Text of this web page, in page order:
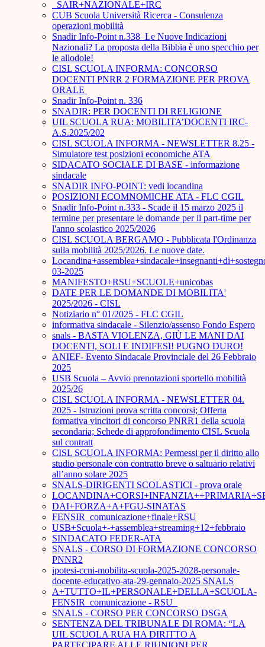
_SAIR+NAZIONALE+IRC
CUB Scuola Università Ricerca - Consulenza
operazioni mobilità
Snadir Info-Point n.338 Le Nuove Indicazioni
Nazionali? La proposta della Bibbia è uno specchio per
le allodole!
CISL SCUOLA INFORMA: CONCORSO
DOCENTI PNRR 2 FORMAZIONE PER PROVA
ORALE ­
Snadir Info-Point n. 336
SNADIR: PER DOCENTI DI RELIGIONE
UIL SCUOLA RUA: MOBILITA’DOCENTI IRC-
A.S.2025/202
CISL SCUOLA INFORMA - NEWSLETTER 8.25 -
Simulatore test posizioni economiche ATA
SIDACATO SOCIALE DI BASE - informazione
sindacale
SNADIR INFO-POINT: vedi locandina
POSIZIONI ECOMNOMICHE ATA - FLC CGIL
Snadir Info-Point n.333 - Scade il 15 marzo 2025 il
termine per presentare le domande per il part-time per
l'anno scolastico 2025/2026
CISL SCUOLA BERGAMO - Pubblicata l'Ordinanza
sulla mobilità 2025/2026. Le nuove date.
03-2025
MANIFESTO+RSU+SCUOLE+unicobas
DATE PER LE DOMANDE DI MOBILITA'
2025/2026 - CISL
Notiziario n° 01/2025 - FLC CGIL
informativa sindacale - Silenzio/assenso Fondo Espero
snals - BASTA VIOLENZA, GIÙ LE MANI DAI
DOCENTI, SOLI E INDIFESI! PUGNO DURO!
ANIEF- Evento Sindacale Provinciale del 26 Febbraio
2025
USB Scuola – Avvio prenotazioni sportello mobilità
2025/26
CISL SCUOLA INFORMA - NEWSLETTER 04.
2025 - Istruzioni prova scritta concorsi; Offerta
formativa vincitori di concorso PNRR1 della scuola
secondaria; Schede di approfondimento CISL Scuola
sul contratt
CISL SCUOLA INFORMA: Permessi per il diritto allo
studio personale con contratto breve o saltuario relativi
all’anno solare 2025
SNALS-DIRIGENTI SCOLASTICI - prova orale
DAI+FORZA+A+FGU-SINATAS
FENSIR_comunicazione+finale+RSU
USB+Scuola+-+assemblea+streaming+12+febbraio
SINDACATO FEDER-ATA
SNALS - CORSO DI FORMAZIONE CONCORSO
PNNR2
ipotesi-ccni-mobilita-scuola-2025-2028-personale-
docente-educativo-ata-29-gennaio-2025 SNALS
A+TUTTO+IL+PERSONALE+DELLA+SCUOLA-
FENSIR_comunicazione - RSU_
SNALS - CORSO PER CONCORSO DSGA
SENTENZA DEL TRIBUNALE DI ROMA: “LA
UIL SCUOLA RUA HA DIRITTO A